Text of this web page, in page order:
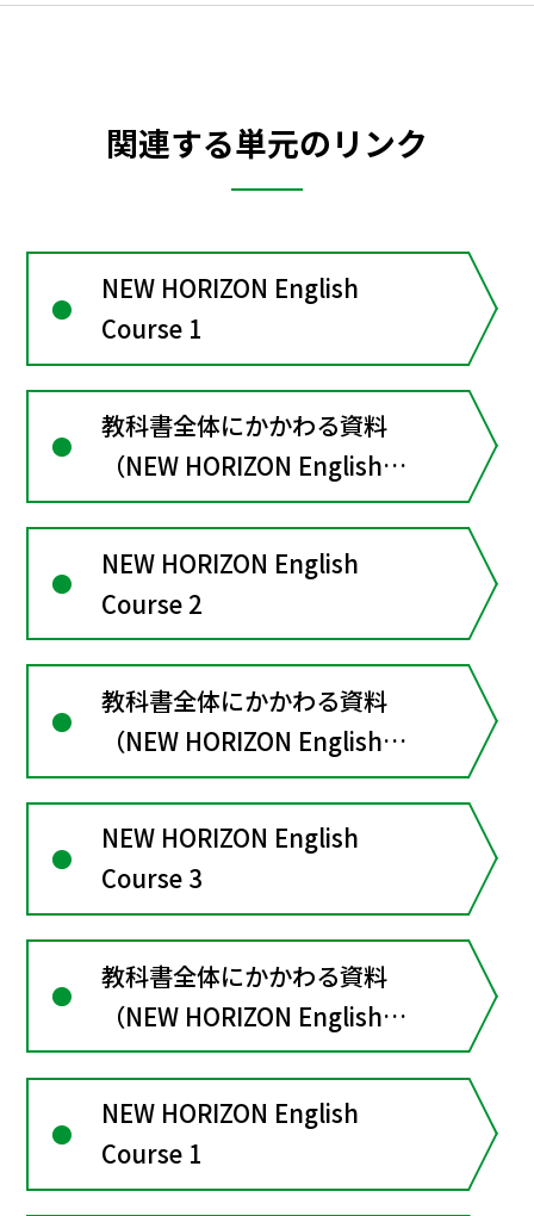
関連する単元のリンク
NEW HORIZON English
Course 1
教科書全体にかかわる資料
（NEW HORIZON English
Course１）
NEW HORIZON English
Course 2
教科書全体にかかわる資料
（NEW HORIZON English
Course２）
NEW HORIZON English
Course 3
教科書全体にかかわる資料
（NEW HORIZON English
Course３）
NEW HORIZON English
Course 1